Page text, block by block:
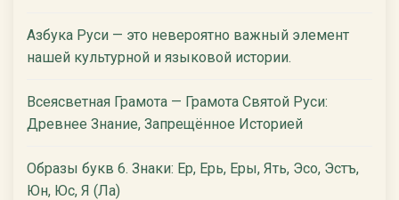
Азбука Руси — это невероятно важный элемент
нашей культурной и языковой истории.
Всеясветная Грамота — Грамота Святой Руси:
Древнее Знание, Запрещённое Историей
Образы букв 6. Знаки: Ер, Ерь, Еры, Ять, Эсо, Эстъ,
Юн, Юс, Я (Ла)